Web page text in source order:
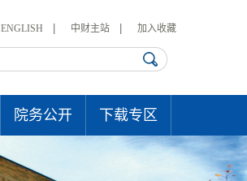
ENGLISH 中财主站 加入收藏
院务公开 下载专区